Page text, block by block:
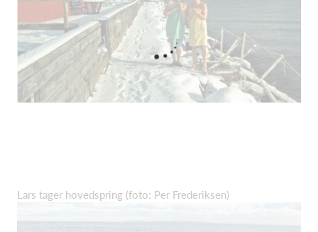
Lars tager hovedspring (foto: Per Frederiksen)